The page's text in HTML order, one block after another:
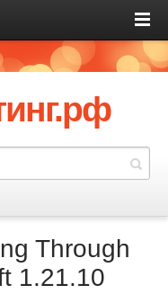
Through
1.21.10